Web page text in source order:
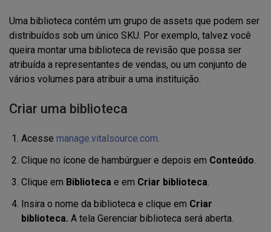
Uma biblioteca contém um grupo de assets que podem ser
distribuídos sob um único SKU. Por exemplo, talvez você
queira montar uma biblioteca de revisão que possa ser
atribuída a representantes de vendas, ou um conjunto de
vários volumes para atribuir a uma instituição.
Criar uma biblioteca
Acesse manage.vitalsource.com.
Clique no ícone de hambúrguer e depois em Conteúdo.
Clique em Biblioteca e em Criar biblioteca.
Insira o nome da biblioteca e clique em Criar
biblioteca. A tela Gerenciar biblioteca será aberta.